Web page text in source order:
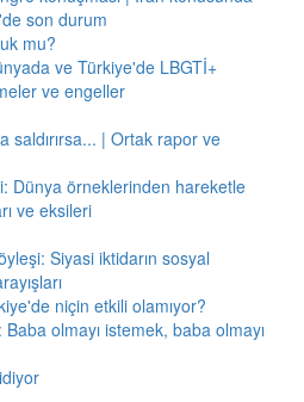
son durum
mu?
ve Türkiye'de LBGTİ+
ve engeller
saldırırsa... | Ortak rapor ve
Dünya örneklerinden hareketle
ve eksileri
Siyasi iktidarın sosyal
niçin etkili olamıyor?
olmayı istemek, baba olmayı